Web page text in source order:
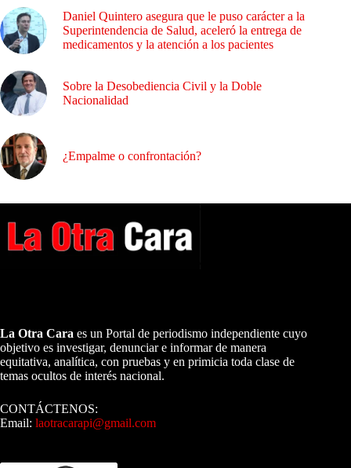
Daniel Quintero asegura que le puso carácter a la
Superintendencia de Salud, aceleró la entrega de
medicamentos y la atención a los pacientes
Sobre la Desobediencia Civil y la Doble
Nacionalidad
¿Empalme o confrontación?
La Otra Cara es un Portal de periodismo independiente cuyo
objetivo es investigar, denunciar e informar de manera
equitativa, analítica, con pruebas y en primicia toda clase de
temas ocultos de interés nacional.
CONTÁCTENOS:
Email: laotracarapi@gmail.com